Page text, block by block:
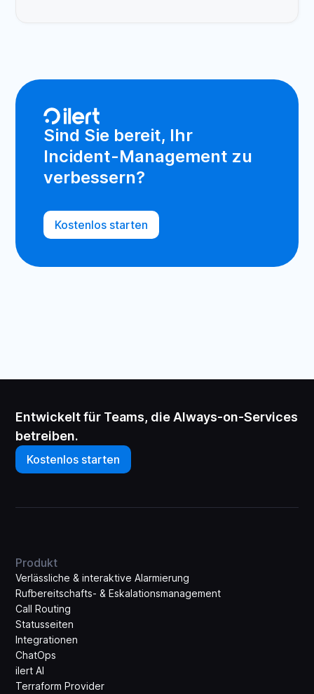
Sind Sie bereit, Ihr
Incident-Management zu
verbessern?
Kostenlos starten
Entwickelt für Teams, die Always-on-Services
betreiben.
Kostenlos starten
Produkt
Verlässliche & interaktive Alarmierung
Rufbereitschafts- & Eskalations­management
Call Routing
Statusseiten
Integrationen
ChatOps
ilert AI
Terraform Provider